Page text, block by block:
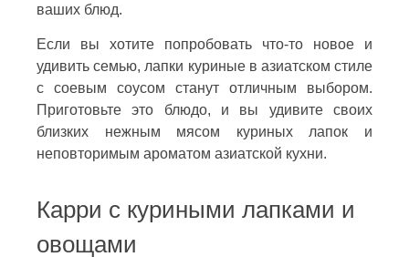
ваших блюд.
Если вы хотите попробовать что-то новое и
удивить семью, лапки куриные в азиатском стиле
с соевым соусом станут отличным выбором.
Приготовьте это блюдо, и вы удивите своих
близких нежным мясом куриных лапок и
неповторимым ароматом азиатской кухни.
Карри с куриными лапками и
овощами